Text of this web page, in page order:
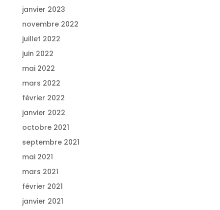
janvier 2023
novembre 2022
juillet 2022
juin 2022
mai 2022
mars 2022
février 2022
janvier 2022
octobre 2021
septembre 2021
mai 2021
mars 2021
février 2021
janvier 2021